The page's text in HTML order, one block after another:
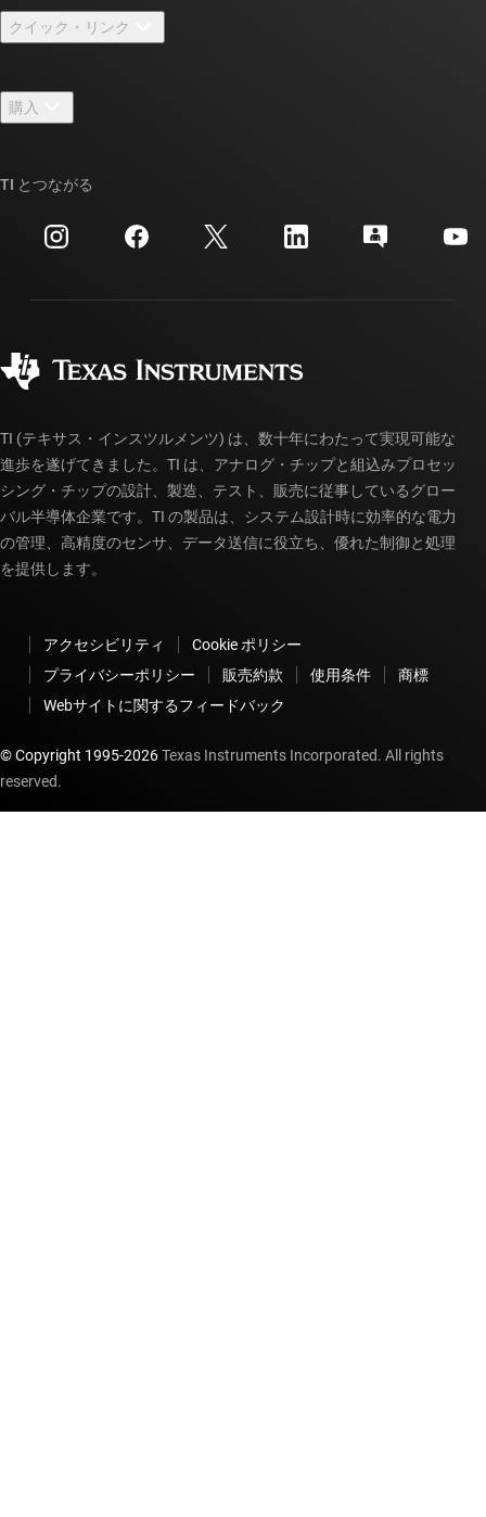
採用情報
ニュース
イベント
投資家向け情報
クイック・リンク
TI E2E™ 設計サポート・フォーラム
クロスリファレンス検索
カスタマー・サポート・センター
myTI アカウントの FAQ
購入
ご注文に関する FAQ
TI とつながる
TI (テキサス・インスツルメンツ) は、数十年にわたって実現可能な
進歩を遂げてきました。TI は、アナログ・チップと組込みプロセッ
シング・チップの設計、製造、テスト、販売に従事しているグロー
バル半導体企業です。TI の製品は、システム設計時に効率的な電力
の管理、高精度のセンサ、データ送信に役立ち、優れた制御と処理
を提供します。
アクセシビリティ
Cookie ポリシー
プライバシーポリシー
販売約款 使用条件
商標
Webサイトに関するフィードバック
© Copyright 1995-2026Texas Instruments Incorporated. All rights
reserved.